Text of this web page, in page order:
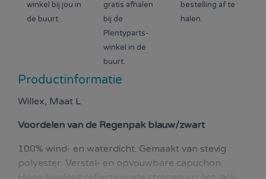
winkel bij jou in
de buurt.
gratis afhalen
bij de
Plentyparts-
winkel in de
buurt.
bestelling af te
halen.
Productinformatie
Willex, Maat L
Voordelen van de Regenpak blauw/zwart
100% wind- en waterdicht. Gemaakt van stevig
polyester. Verstel- en opvouwbare capuchon.